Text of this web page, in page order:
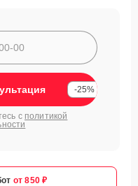
-25%
с политикой
от 850 ₽